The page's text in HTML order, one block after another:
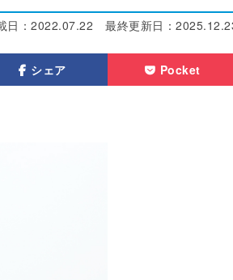
最終更新日：
日： 2022.07.22
シェア Pocket